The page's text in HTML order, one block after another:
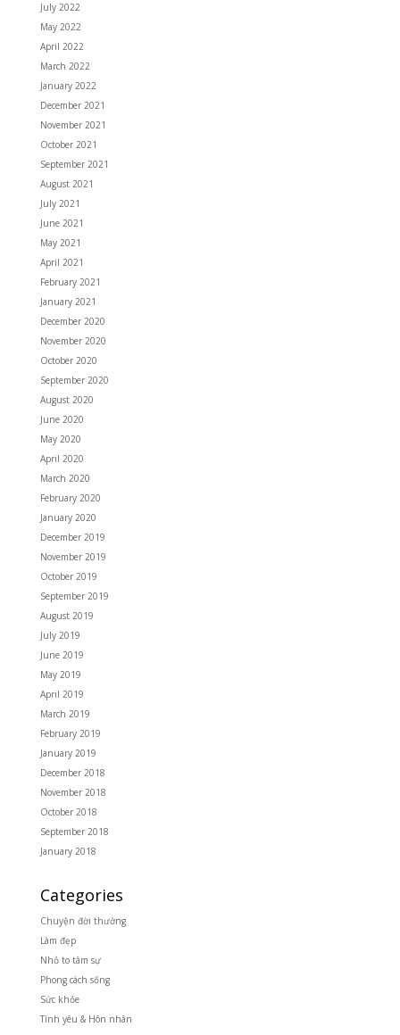
July 2022
May 2022
April 2022
March 2022
January 2022
December 2021
November 2021
October 2021
September 2021
August 2021
July 2021
June 2021
May 2021
April 2021
February 2021
January 2021
December 2020
November 2020
October 2020
September 2020
August 2020
June 2020
May 2020
April 2020
March 2020
February 2020
January 2020
December 2019
November 2019
October 2019
September 2019
August 2019
July 2019
June 2019
May 2019
April 2019
March 2019
February 2019
January 2019
December 2018
November 2018
October 2018
September 2018
January 2018
Categories
Chuyện đời thường
Làm đẹp
Nhỏ to tâm sự
Phong cách sống
Sức khỏe
Tình yêu & Hôn nhân